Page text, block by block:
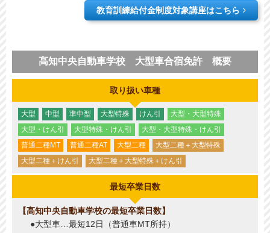
教育訓練給付金制度対象講座はこちら
高知中央自動車学校 大型車合宿免許 概要
取り扱い車種
大型 中型 準中型 大型特殊 けん引
大型・大型特殊
大型・けん引
大型特殊・けん引
大型・大型特殊・けん引
普通二種MT
普通二種AT 大型二種
大型二種＋大型特殊
大型二種＋けん引
大型二種＋大型特殊＋けん引
最短卒業日数
高知中央自動車学校の最短卒業日数
●大型車…最短12日（普通車MT所持）